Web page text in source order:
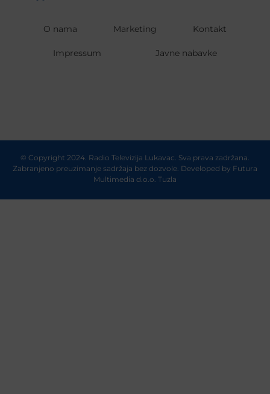
O nama Marketing Kontakt
Impressum Javne nabavke
© Copyright 2024. Radio Televizija Lukavac. Sva prava zadržana.
Zabranjeno preuzimanje sadržaja bez dozvole. Developed by Futura
Multimedia d.o.o. Tuzla